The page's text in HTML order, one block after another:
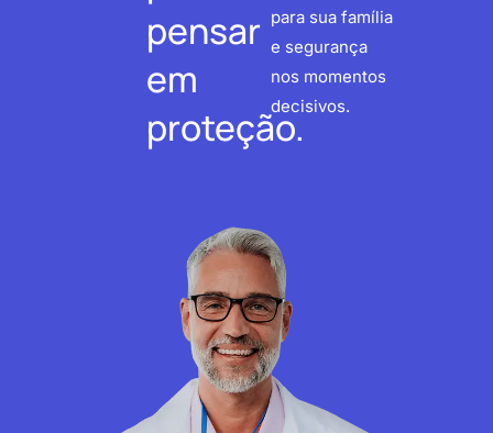
pensar
em
proteção.
para sua família
e segurança
nos momentos
decisivos.